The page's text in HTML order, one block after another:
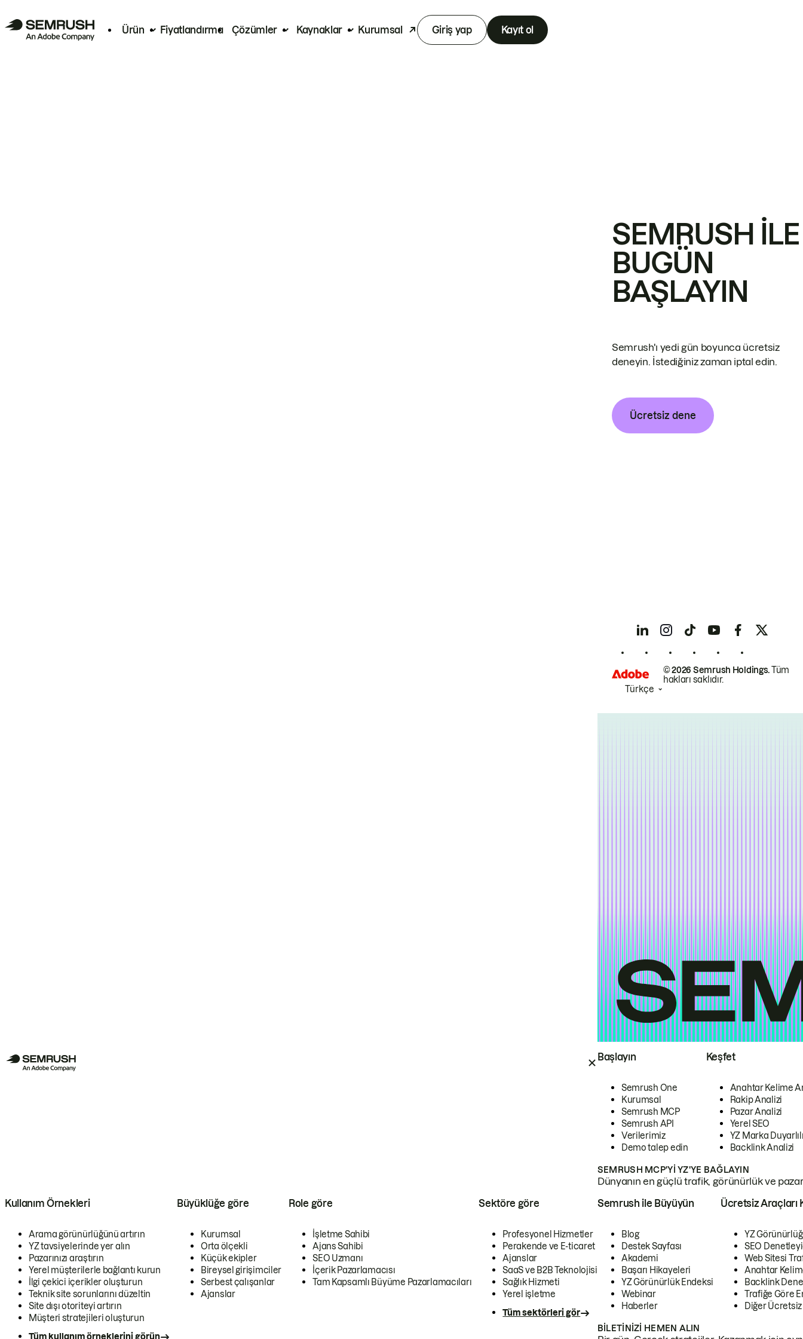
Ürün Fiyatlandırma Çözümler Kaynaklar Kurumsal Giriş yap Kayıt ol
Başlayın
Semrush One
Kurumsal
Semrush MCP
Semrush API
Verilerimiz
Demo talep edin
Keşfet
Anahtar Kelime
Rakip Analizi
Pazar Analizi
Yerel SEO
YZ Marka
Backlink Analizi
SEMRUSH MCP'YI YZ'YE BAĞLAYIN
Dünyanın en güçlü trafik, görünürlük ve
Kullanım Örnekleri
Arama görünürlüğünü artırın
YZ tavsiyelerinde yer alın
Pazarınızı araştırın
Yerel müşterilerle bağlantı kurun
İlgi çekici içerikler oluşturun
Teknik site sorunlarını düzeltin
Site dışı otoriteyi artırın
Müşteri stratejileri oluşturun
Tüm kullanım örneklerini görün
Büyüklüğe göre
Kurumsal
Orta ölçekli
Küçük ekipler
Bireysel girişimciler
Serbest çalışanlar
Ajanslar
Role göre
İşletme Sahibi
Ajans Sahibi
SEO Uzmanı
İçerik Pazarlamacısı
Tam Kapsamlı Büyüme Pazarlamacıları
Sektöre göre
Profesyonel Hizmetler
Perakende ve E-ticaret
Ajanslar
SaaS ve B2B Teknolojisi
Sağlık Hizmeti
Yerel işletme
Tüm sektörleri gör
Semrush ile Büyüyün
Blog
Destek Sayfası
Akademi
Başarı Hikayeleri
YZ Görünürlük Endeksi
Webinar
Haberler
Ücretsiz Araçları
YZ
SEO
Web Sitesi
Anahtar
Backlink
Trafiğe Göre
Diğer
BILETINIZI HEMEN ALIN
SEMRUSH ILE
BUGÜN
BAŞLAYIN
Semrush'ı yedi gün boyunca ücretsiz
deneyin. İstediğiniz zaman iptal edin.
Ücretsiz dene
© 2026 Semrush Holdings.Tüm
hakları saklıdır.
Türkçe